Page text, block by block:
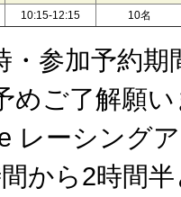
10:15-12:15 10名
・参加予約
めご了解願
レーシング
から2時間